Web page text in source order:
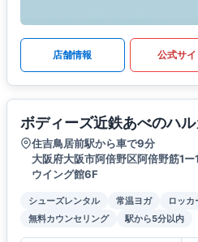
店舗情報 公式サイ
ボディーズ近鉄あべのハ
住吉鳥居前駅から車で9分
大阪府大阪市阿倍野区阿倍野筋1
ウイング館6F
シューズレンタル 常温ヨガ ロッカ
無料カウンセリング
駅から5分以内